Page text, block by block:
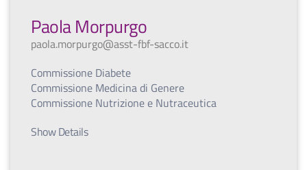
Paola Morpurgo
paola.morpurgo@asst-fbf-sacco.it
Commissione Diabete
Commissione Medicina di Genere
Commissione Nutrizione e Nutraceutica
Show Details